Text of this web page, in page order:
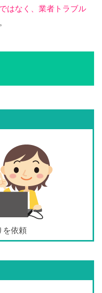
はなく、業者トラブル
を依頼